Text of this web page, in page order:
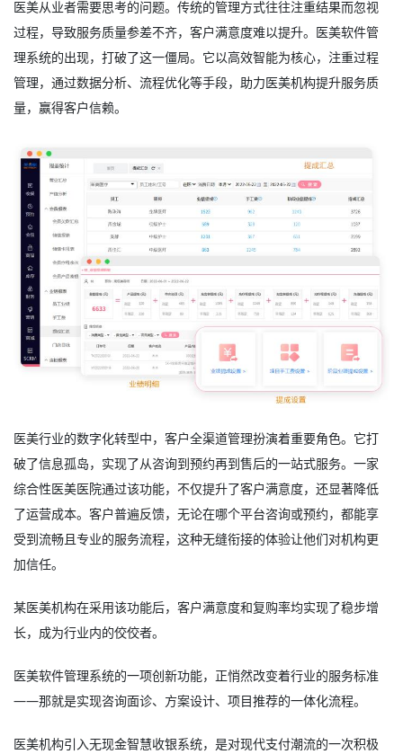
医美从业者需要思考的问题。传统的管理方式往往注重结果而忽视
过程，导致服务质量参差不齐，客户满意度难以提升。 医美软件管
理系统的出现，打破了这一僵局。它以高效智能为核心，注重过程
管理，通过数据分析、流程优化等手段，助力医美机构提升服务质
量，赢得客户信赖。
医美行业的数字化转型中，客户全渠道管理扮演着重要角色。它打
破了信息孤岛，实现了从咨询到预约再到售后的一站式服务。一家
综合性医美医院通过该功能，不仅提升了客户满意度，还显著降低
了运营成本。客户普遍反馈，无论在哪个平台咨询或预约，都能享
受到流畅且专业的服务流程，这种无缝衔接的体验让他们对机构更
加信任。
某医美机构在采用该功能后，客户满意度和复购率均实现了稳步增
长，成为行业内的佼佼者。
医美软件管理系统的一项创新功能，正悄然改变着行业的服务标准
——那就是实现咨询面诊、方案设计、项目推荐的一体化流程。
医美机构引入无现金智慧收银系统，是对现代支付潮流的一次积极